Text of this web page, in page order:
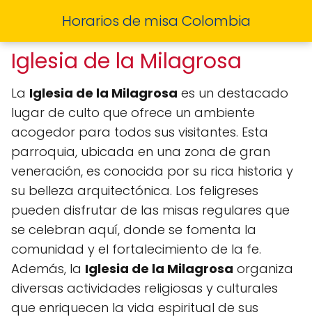
Horarios de misa Colombia
Iglesia de la Milagrosa
La Iglesia de la Milagrosa es un destacado
lugar de culto que ofrece un ambiente
acogedor para todos sus visitantes. Esta
parroquia, ubicada en una zona de gran
veneración, es conocida por su rica historia y
su belleza arquitectónica. Los feligreses
pueden disfrutar de las misas regulares que
se celebran aquí, donde se fomenta la
comunidad y el fortalecimiento de la fe.
Además, la Iglesia de la Milagrosa organiza
diversas actividades religiosas y culturales
que enriquecen la vida espiritual de sus